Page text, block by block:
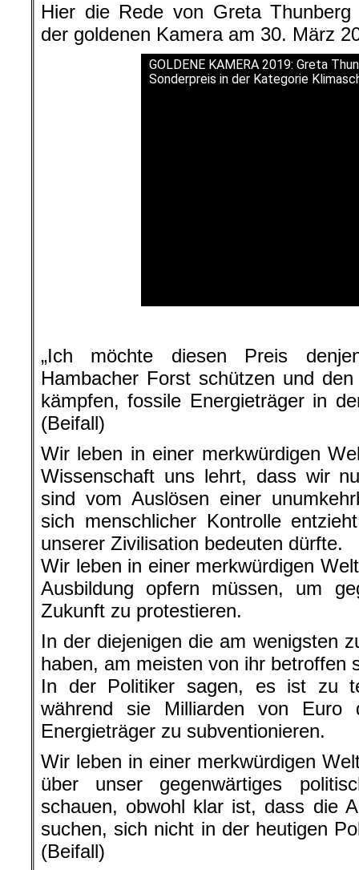
Hier die Rede von Greta Thunberg
der goldenen Kamera am 30. März
GOLDENE KAMERA 2019: Greta
Sonderpreis in der Kategorie
„Ich möchte diesen Preis
Hambacher Forst schützen und
kämpfen, fossile Energieträger in
(Beifall)
Wir leben in einer merkwürdigen
Wissenschaft uns lehrt, dass wir
sind vom Auslösen einer
sich menschlicher Kontrolle
unserer Zivilisation bedeuten dürfte.
Wir leben in einer merkwürdigen
Ausbildung opfern müssen, um
Zukunft zu protestieren.
In der diejenigen die am wenigsten
haben, am meisten von ihr betroffen
In der Politiker sagen, es ist zu
während sie Milliarden von Euro
Energieträger zu subventionieren.
Wir leben in einer merkwürdigen
über unser gegenwärtiges
schauen, obwohl klar ist, dass die
suchen, sich nicht in der heutigen
(Beifall)